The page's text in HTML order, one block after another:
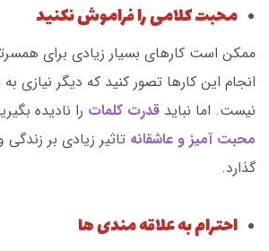
محبت کلامی را فراموش نکنید
ممکن است کارهای بسیار زیادی برای
انجام این کارها تصور کنید که دیگر نیازی به
نیست. اما نباید قدرت کلمات را نادیده
محبت آمیز و عاشقانه تاثیر زیادی بر
گذارد.
احترام به علاقه مندی ها